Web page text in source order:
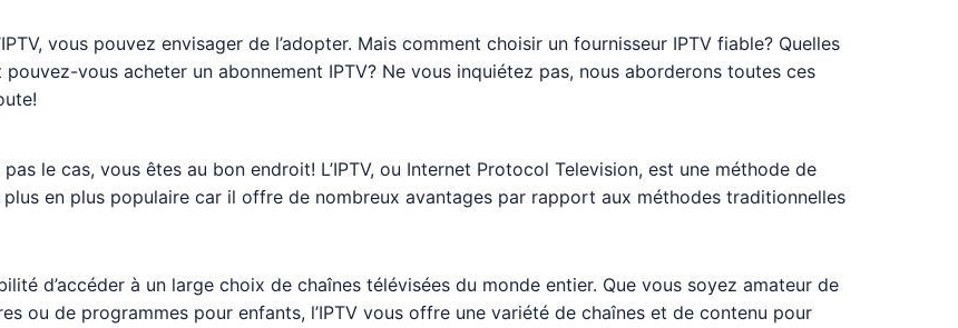
vous pouvez envisager de l’adopter. Mais comment choisir un fournisseur IPTV fiable? Quelles
vous acheter un abonnement IPTV? Ne vous inquiétez pas, nous aborderons toutes ces
le cas, vous êtes au bon endroit! L’IPTV, ou Internet Protocol Television, est une méthode de
en plus populaire car il offre de nombreux avantages par rapport aux méthodes traditionnelles
d’accéder à un large choix de chaînes télévisées du monde entier. Que vous soyez amateur de
ou de programmes pour enfants, l’IPTV vous offre une variété de chaînes et de contenu pour